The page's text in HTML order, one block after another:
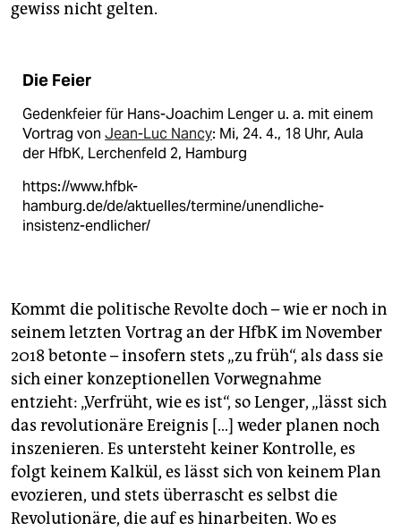
gewiss nicht gelten.
Die Feier
Gedenkfeier für Hans-Joachim Lenger u. a. mit einem
Vortrag von Jean-Luc Nancy: Mi, 24. 4., 18 Uhr, Aula
der HfbK, Lerchenfeld 2, Hamburg
https://www.hfbk-
hamburg.de/de/aktuelles/termine/unendliche-
insistenz-endlicher/
Kommt die politische Revolte doch – wie er noch in
seinem letzten Vortrag an der HfbK im November
2018 betonte – insofern stets „zu früh“, als dass sie
sich einer konzeptionellen Vorwegnahme
entzieht: „Verfrüht, wie es ist“, so Lenger, „lässt sich
das revolutionäre Ereignis […] weder planen noch
inszenieren. Es untersteht keiner Kontrolle, es
folgt keinem Kalkül, es lässt sich von keinem Plan
evozieren, und stets überrascht es selbst die
Revolutionäre, die auf es hinarbeiten. Wo es